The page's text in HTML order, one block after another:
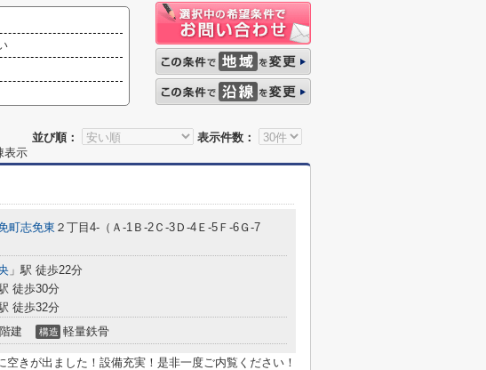
並び順：
表示件数：
表示
町志免東 ２丁目4-（Ａ-1Ｂ-2Ｃ-3Ｄ-4Ｅ-5Ｆ-6Ｇ-7
」駅 徒歩22分
徒歩30分
徒歩32分
建 構造 軽量鉄骨
空きが出ました！設備充実！是非一度ご内覧ください！